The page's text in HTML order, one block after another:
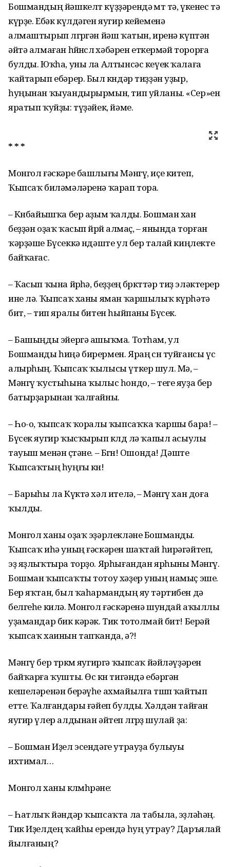
Бошмандың йәшкелт күҙҙәрендә өмөт тә, үкенес тә
күрҙе. Ебәк күлдәген яугир кейеменә
алмаштырып өлгөргән йәш ҡатын, иренә күптән
әйтә алмаған һөйөнөслө хәбәрен еткермәй торорға
булды. Юҡһа, уны ла Алтынсәс кеүек ҡалаға
ҡайтарып ебәрер. Был көндәр тиҙҙән уҙыр,
һуңынан ҡыуанды­рырмын, тип уйланы. «Сер»ен
яратып ҡуйҙы: түҙәйек, йәме.
* * *
Монгол ғәскәре башлығы Мәнгү, иҫе китеп,
Ҡыпсаҡ биләмәләренә ҡарап тора.
– Көнбайышҡа бер аҙым ҡалды. Бошман хан
беҙҙән оҙаҡ ҡасып йөрөй алмаҫ, – янында торған
ҡәрҙәше Бүсеккә өндәште ул бер талай киңлекте
байҡағас.
– Ҡасып ҡына йөрөһә, беҙҙең бөркөттәр тиҙ эләктерер
ине лә. Ҡыпсаҡ ханы яман ҡаршылыҡ күрһәтә
бит, – тип яралы битен һыйпаны Бүсек.
– Башыңды эйергә ашыҡма. Тотһам, ул
Бошманды һиңә бирермен. Яраң өсөн туйғансы үс
алырһың. Ҡыпсаҡ ҡылысы үткер шул. Мә, –
Мәнгү ҡустыһына ҡылыс һондо, – теге яуҙа бер
батыр­ҙарынан ҡалғайны.
– Һо-о, ҡыпсаҡ ҡоралы ҡыпсаҡҡа ҡаршы бара! –
Бүсек яугир ҡысҡырып көлдө лә ҡапыл асыулы
тауыш менән өҫтәне. – Бөгөн! Ошонда! Дәште
Ҡыпсаҡтың һуңғы көнө!
– Барыһы ла Күктә хәл ителә, – Мәнгү хан доға
ҡылды.
Монгол ханы оҙаҡ эҙәрлекләне Бошманды.
Ҡыпсаҡ иһә уның ғәскәрен шаҡтай һирәгәйтеп,
эҙ яҙлыҡтыра торҙо. Ярһығандан ярһыны Мәнгү.
Бошман ҡыпсаҡты тотоу хәҙер уның намыҫ эше.
Бер яҡтан, был ҡаһармандың яу тәртибен дә
белгеһе килә. Монгол ғәскәренә шундай аҡыллы
уҙамандар бик кәрәк. Тик тотолмай бит! Берәй
ҡыпсаҡ хаинын тапҡанда, ә?!
Мәнгү бер төркөм яугиргә ҡыпсаҡ йәйләүҙәрен
байҡарға ҡушты. Өс көн тигәндә ебәргән
кешеләренән берәүһе ахмайылға төшөп ҡайтып
етте. Ҡалғандары ғәйеп булды. Хәлдән тайған
яугир үлер алдынан әйтеп өлгөрҙө шулай ҙа:
– Бошман Иҙел эсендәге утрауҙа булыуы
ихтимал…
Монгол ханы көлөмһөрәне:
– Һатлыҡ йәндәр ҡыпсаҡта ла табыла, эҙләһәң.
Тик Иҙелдең ҡайһы ерендә һуң утрау? Даръялай
йылғаның?